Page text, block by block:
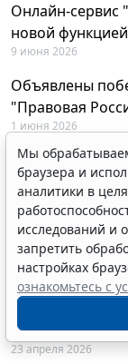
Онлайн-сервис
новой функцией
9 июня 2026
Объявлены
"Правовая
1 июня 2026
29 мая будут
27 мая 2026
AI-ассистент
техническую
28 апреля 2026
"ГАРАНТ
вебинар по
23 апреля 2026
Мы
браузера и
аналитики в
исследований и
запретить
настройках
ознакомьтесь с